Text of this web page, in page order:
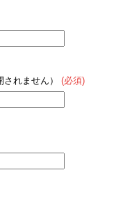
されません） (必須)